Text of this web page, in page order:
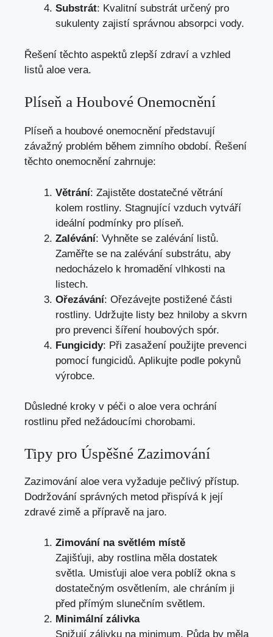
Substrát: Kvalitní substrát určený pro
sukulenty zajistí správnou absorpci vody.
Řešení těchto aspektů zlepší zdraví a vzhled
listů aloe vera.
Plíseň a Houbové Onemocnění
Plíseň a houbové onemocnění představují
závažný problém během zimního období. Řešení
těchto onemocnění zahrnuje:
Větrání: Zajistěte dostatečné větrání
kolem rostliny. Stagnující vzduch vytváří
ideální podmínky pro plíseň.
Zalévání: Vyhněte se zalévání listů.
Zaměřte se na zalévání substrátu, aby
nedocházelo k hromadění vlhkosti na
listech.
Ořezávání: Ořezávejte postižené části
rostliny. Udržujte listy bez hniloby a skvrn
pro prevenci šíření houbových spór.
Fungicidy: Při zasažení použijte prevenci
pomocí fungicidů. Aplikujte podle pokynů
výrobce.
Důsledné kroky v péči o aloe vera ochrání
rostlinu před nežádoucími chorobami.
Tipy pro Úspěšné Zazimování
Zazimování aloe vera vyžaduje pečlivý přístup.
Dodržování správných metod přispívá k její
zdravé zimě a přípravě na jaro.
Zimování na světlém místě
Zajišťuji, aby rostlina měla dostatek
světla. Umisťuji aloe vera poblíž okna s
dostatečným osvětlením, ale chráním ji
před přímým slunečním světlem.
Minimální zálivka
Snižují zálivku na minimum. Půda by měla